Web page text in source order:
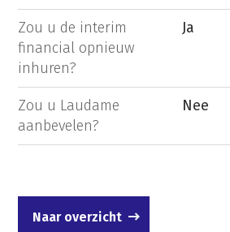
Zou u de interim
financial opnieuw
inhuren?
Ja
Zou u Laudame
aanbevelen?
Nee
Naar overzicht